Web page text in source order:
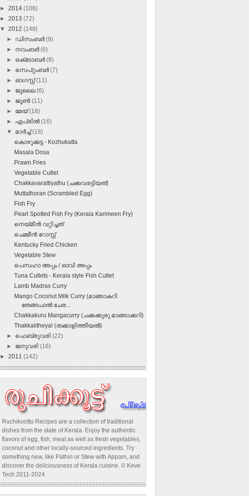
► 2014 (108)
► 2013 (72)
▼ 2012 (148)
► ഡിസംബർ(9)
► നവംബർ(6)
► ഒക്‌ടോബർ(8)
► സെപ്റ്റംബർ(7)
► ഓഗസ്റ്റ്(11)
► ജൂലൈ(6)
► ജൂൺ(11)
► മേയ്(18)
► ഏപ്രിൽ(16)
▼ മാർച്ച്(18)
കൊഴുക്കട്ട - Kozhukatta
Masala Dosa
Prawn Fries
Vegetable Cutlet
Chakkavarattiyathu (ചക്കവരട്ടിയത്)
Muttathoran (Scrambled Egg)
Fish Fry
Pearl Spotted Fish Fry (Kerala Karimeen Fry)
നെയ്മീന്‍ വറ്റിച്ചത്
ചെമ്മീന്‍ റോസ്റ്റ്‌
Kentucky Fried Chicken
Vegetable Stew
പെസഹാ അപ്പം / ഓവി അപ്പം
Tuna Cutlets - Kerala style Fish Cutlet
Lamb Madras Curry
Mango Coconut Milk Curry (മാങ്ങാകറി
തേങ്ങപാല്‍ ചേര...
Chakkakuru Mangacurry (ചക്കക്കുരു മാങ്ങാക്കറി)
Thakkalitheyal (തക്കാളിത്തീയല്‍)
► ഫെബ്രുവരി(22)
► ജനുവരി(16)
► 2011 (142)
Ruchikoottu Recipes are a collection of traditional
dishes from the state of Kerala. Enjoy the authentic
flavors of egg, fish, meat as well as fresh vegetables,
coconut and other locally-sourced ingredients. Try
something new, like Pathiri or Stew with Appam, and
discover the deliciousness of Kerala cuisine. © Keve
Tech 2011-2024